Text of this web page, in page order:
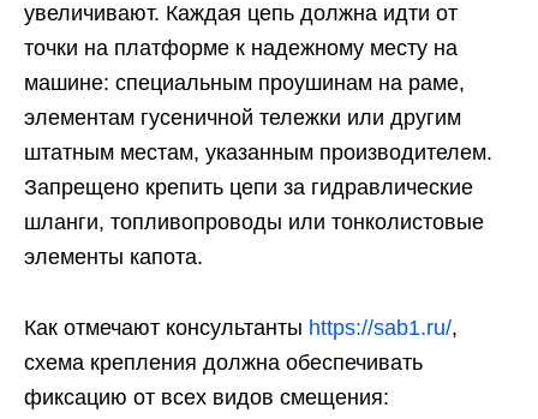
увеличивают. Каждая цепь должна идти от
точки на платформе к надежному месту на
машине: специальным проушинам на раме,
элементам гусеничной тележки или другим
штатным местам, указанным производителем.
Запрещено крепить цепи за гидравлические
шланги, топливопроводы или тонколистовые
элементы капота.
Как отмечают консультанты https://sab1.ru/,
схема крепления должна обеспечивать
фиксацию от всех видов смещения: